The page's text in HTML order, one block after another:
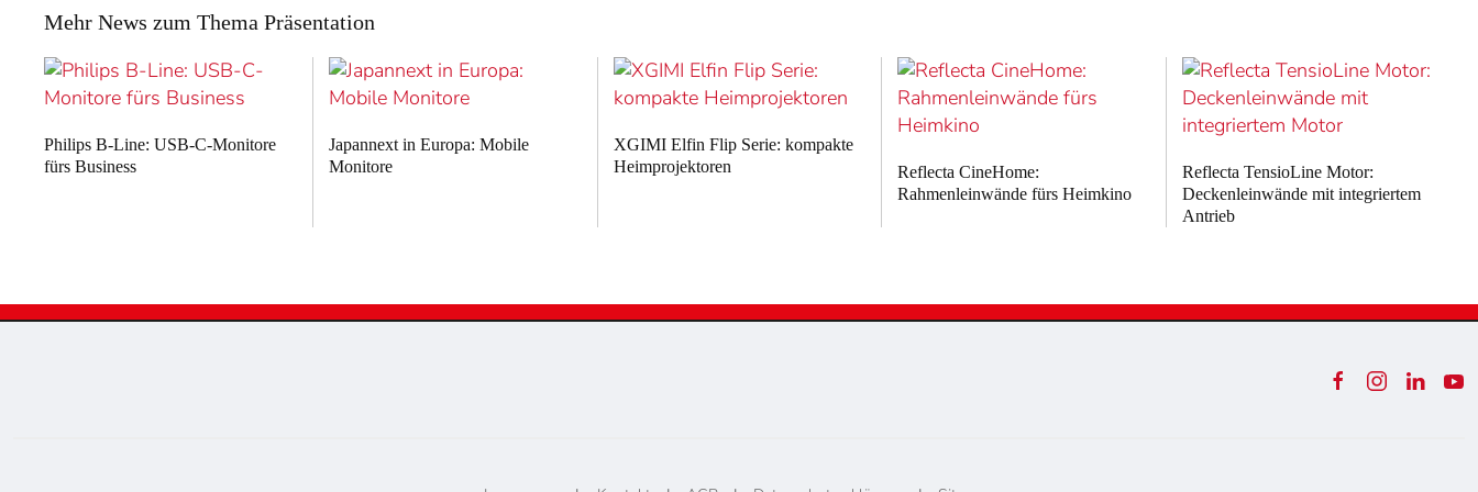
Mehr News zum Thema Präsentation
Philips B-Line: USB-C-Monitore
fürs Business
Japannext in Europa: Mobile
Monitore
XGIMI Elfin Flip Serie: kompakte
Heimprojektoren
Reflecta CineHome:
Rahmenleinwände fürs Heimkino
Reflecta TensioLine Motor:
Deckenleinwände mit integriertem
Antrieb